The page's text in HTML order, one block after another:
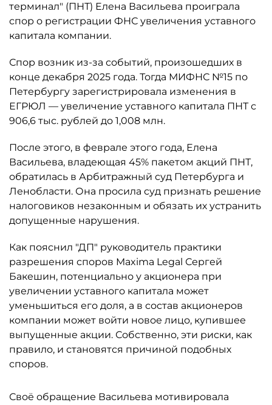
терминал" (ПНТ) Елена Васильева проиграла
спор о регистрации ФНС увеличения уставного
капитала компании.
Спор возник из-за событий, произошедших в
конце декабря 2025 года. Тогда МИФНС №15 по
Петербургу зарегистрировала изменения в
ЕГРЮЛ — увеличение уставного капитала ПНТ с
906,6 тыс. рублей до 1,008 млн.
После этого, в феврале этого года, Елена
Васильева, владеющая 45% пакетом акций ПНТ,
обратилась в Арбитражный суд Петербурга и
Ленобласти. Она просила суд признать решение
налоговиков незаконным и обязать их устранить
допущенные нарушения.
Как пояснил "ДП" руководитель практики
разрешения споров Maxima Legal Сергей
Бакешин, потенциально у акционера при
увеличении уставного капитала может
уменьшиться его доля, а в состав акционеров
компании может войти новое лицо, купившее
выпущенные акции. Собственно, эти риски, как
правило, и становятся причиной подобных
споров.
Своё обращение Васильева мотивировала